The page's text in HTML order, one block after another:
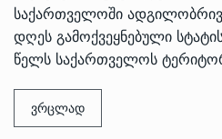
საქართველოში
დღეს გამოქვეყნებული
წელს საქართველოს
ვრცლად